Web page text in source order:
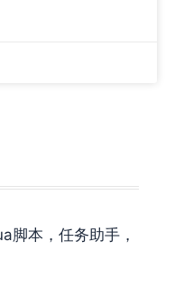
脚本，任务助手，